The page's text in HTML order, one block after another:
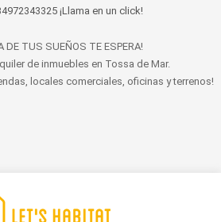
¡Llama en un click!
DE TUS SUEÑOS TE ESPERA!
de inmuebles en Tossa de Mar.
locales comerciales, oficinas y terrenos!
Todos los derechos reservados.